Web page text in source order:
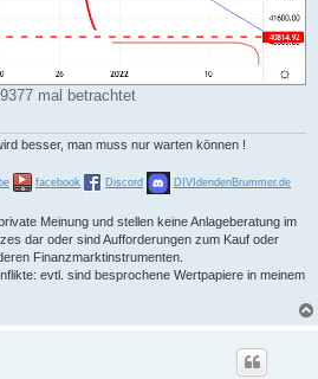
mal betrachtet
besser, man muss nur warten können !
facebook Discord DIVIdendenBrummer.de
Meinung und stellen keine Anlageberatung im
dar oder sind Aufforderungen zum Kauf oder
Finanzmarktinstrumenten.
evtl. sind besprochene Wertpapiere in meinem